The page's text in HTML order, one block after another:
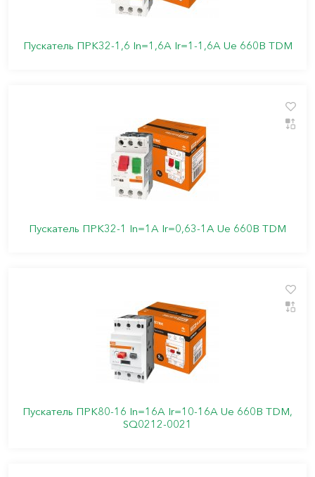
Пускатель ПРК32-1,6 In=1,6A Ir=1-1,6A Ue 660В TDM
Пускатель ПРК32-1 In=1A Ir=0,63-1А Ue 660В TDM
Пускатель ПРК80-16 In=16A Ir=10-16A Ue 660В TDM,
SQ0212-0021